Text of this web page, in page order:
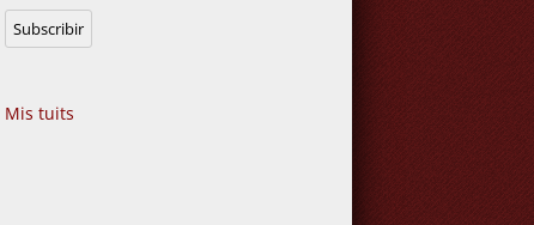
correo
electrónico
Subscribir
Mis tuits